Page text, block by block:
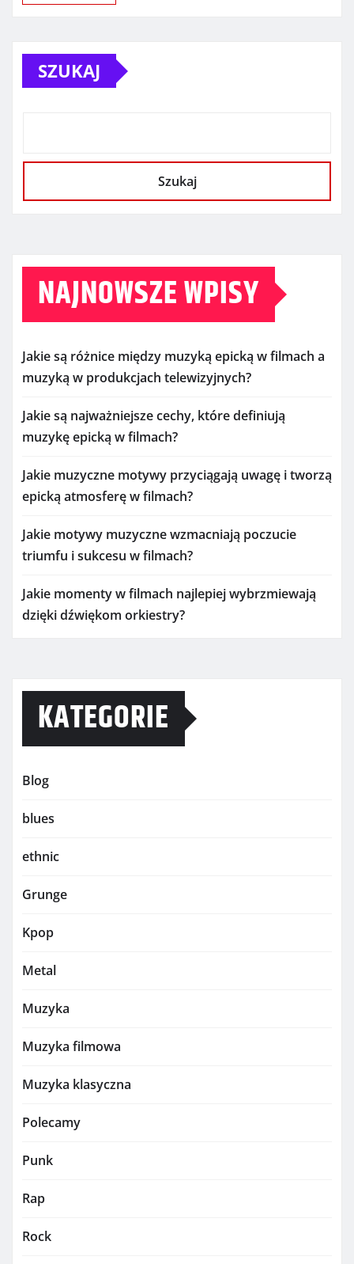
SZUKAJ
Szukaj
NAJNOWSZE WPISY
Jakie są różnice między muzyką epicką w filmach a
muzyką w produkcjach telewizyjnych?
Jakie są najważniejsze cechy, które definiują
muzykę epicką w filmach?
Jakie muzyczne motywy przyciągają uwagę i tworzą
epicką atmosferę w filmach?
Jakie motywy muzyczne wzmacniają poczucie
triumfu i sukcesu w filmach?
Jakie momenty w filmach najlepiej wybrzmiewają
dzięki dźwiękom orkiestry?
KATEGORIE
Blog
blues
ethnic
Grunge
Kpop
Metal
Muzyka
Muzyka filmowa
Muzyka klasyczna
Polecamy
Punk
Rap
Rock